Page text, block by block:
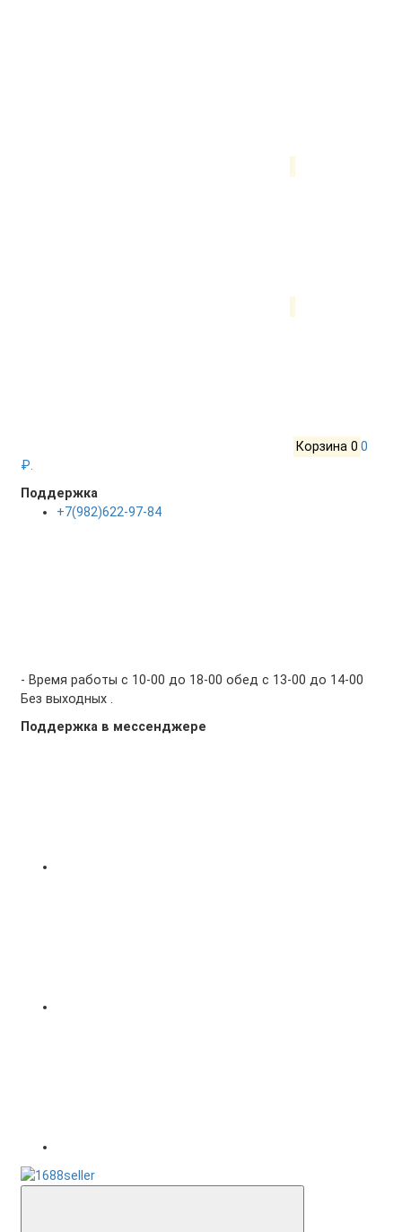
Корзина 0 0
₽.
Поддержка
+7(982)622-97-84
- Время работы с 10-00 до 18-00 обед с 13-00 до 14-00
Без выходных .
Поддержка в мессенджере